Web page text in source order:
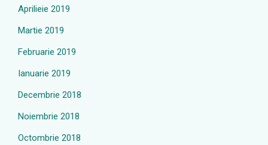
Aprilieie 2019
Martie 2019
Februarie 2019
Ianuarie 2019
Decembrie 2018
Noiembrie 2018
Octombrie 2018